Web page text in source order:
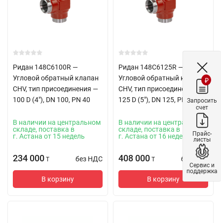
Ридан 148C6100R —
Угловой обратный клапан
CHV, тип присоединения —
100 D (4"), DN 100, PN 40
В наличии на центральном
складе, поставка в
г. Астана от 15 недель
234 000 T без НДС
В корзину
Ридан 148C6125R —
Угловой обратный клапан
CHV, тип присоединения —
125 D (5"), DN 125, PN 40
В наличии на центральном
складе, поставка в
г. Астана от 16 недель
408 000 T без НДС
В корзину
₽
Запросить
счет
Прайс-
листы
Сервис и
поддержка